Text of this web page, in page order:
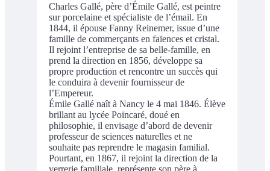
Charles Gallé, père d’Émile Gallé, est peintre
sur porcelaine et spécialiste de l’émail. En
1844, il épouse Fanny Reinemer, issue d’une
famille de commerçants en faïences et cristal.
Il rejoint l’entreprise de sa belle-famille, en
prend la direction en 1856, développe sa
propre production et rencontre un succès qui
le conduira à devenir fournisseur de
l’Empereur.
Émile Gallé naît à Nancy le 4 mai 1846. Élève
brillant au lycée Poincaré, doué en
philosophie, il envisage d’abord de devenir
professeur de sciences naturelles et ne
souhaite pas reprendre le magasin familial.
Pourtant, en 1867, il rejoint la direction de la
verrerie familiale, représente son père à